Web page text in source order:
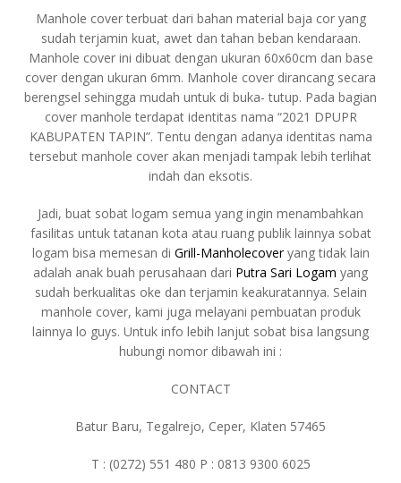
Manhole cover terbuat dari bahan material baja cor yang
sudah terjamin kuat, awet dan tahan beban kendaraan.
Manhole cover ini dibuat dengan ukuran 60x60cm dan base
cover dengan ukuran 6mm. Manhole cover dirancang secara
berengsel sehingga mudah untuk di buka- tutup. Pada bagian
cover manhole terdapat identitas nama “2021 DPUPR
KABUPATEN TAPIN”. Tentu dengan adanya identitas nama
tersebut manhole cover akan menjadi tampak lebih terlihat
indah dan eksotis.
Jadi, buat sobat logam semua yang ingin menambahkan
fasilitas untuk tatanan kota atau ruang publik lainnya sobat
logam bisa memesan di Grill-Manholecoveryang tidak lain
adalah anak buah perusahaan dari Putra Sari Logam yang
sudah berkualitas oke dan terjamin keakuratannya. Selain
manhole cover, kami juga melayani pembuatan produk
lainnya lo guys. Untuk info lebih lanjut sobat bisa langsung
hubungi nomor dibawah ini :
CONTACT
Batur Baru, Tegalrejo, Ceper, Klaten 57465
T : (0272) 551 480 P : 0813 9300 6025